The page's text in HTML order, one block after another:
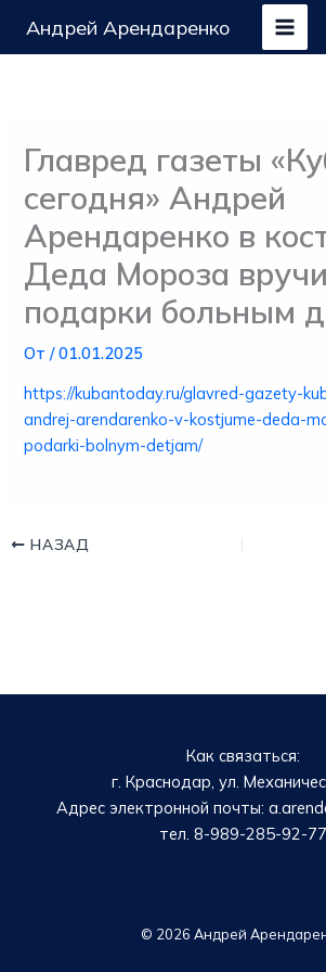
Андрей Арендаренко
Главред газеты
сегодня» Андрей
Арендаренко в
Деда Мороза
подарки больным
От/01.01.2025
https://kubantoday.ru/glavred-gazety-
andrej-arendarenko-v-kostjume-deda-
podarki-bolnym-detjam/
НАЗАД
Как связаться:
г. Краснодар, ул.
Адрес электронной почты:
тел. 8-989-285-92-77
© 2026 Андрей